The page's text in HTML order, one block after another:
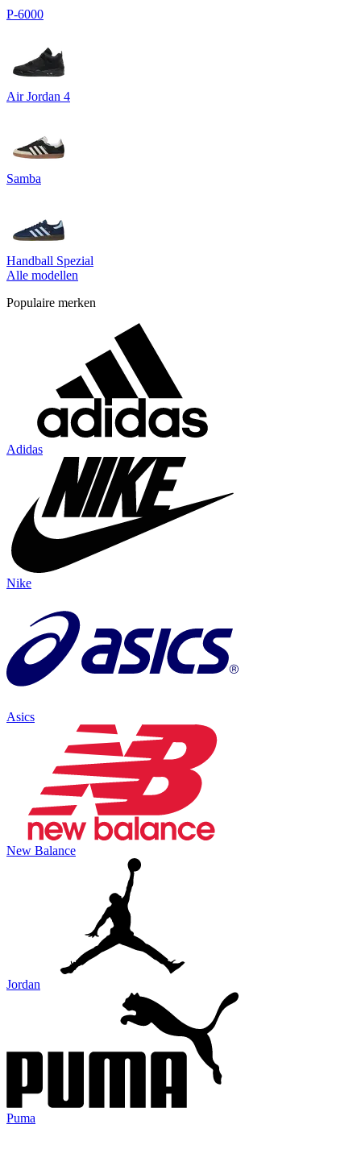
P-6000
Air Jordan 4
Samba
Handball Spezial
Alle modellen
Populaire merken
Adidas
Nike
Asics
New Balance
Jordan
Puma